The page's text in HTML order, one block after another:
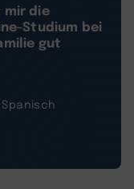
mir die
Studium bei
gut